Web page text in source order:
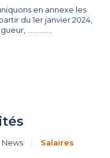
en annexe les
du 1er janvier 2024,
…………..
News Salaires